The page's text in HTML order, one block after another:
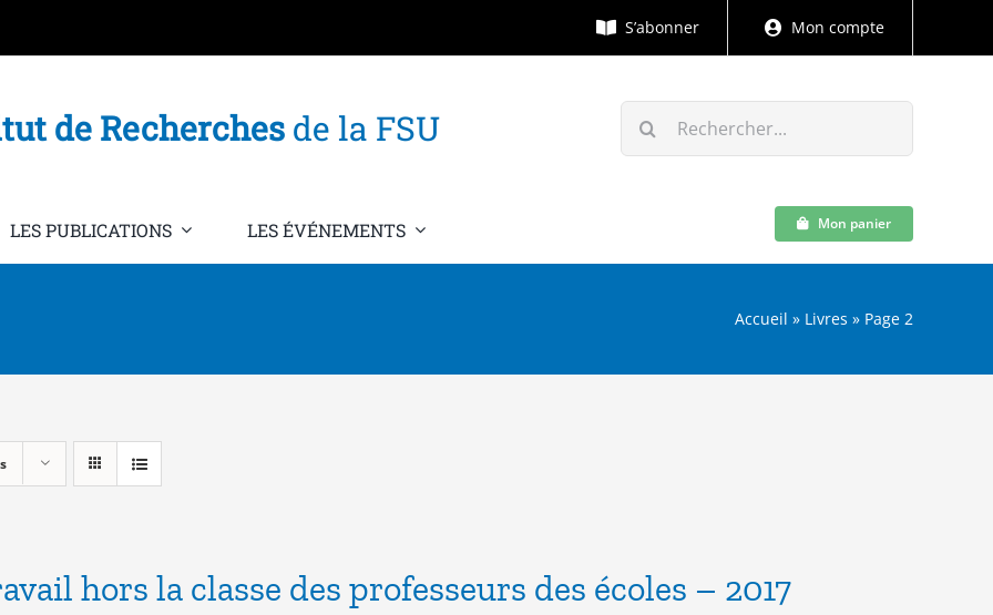
S’abonner Mon compte
de Recherchesde la FSU Rechercher:
LES PUBLICATIONS LES ÉVÉNEMENTS Mon panier
Accueil » Livres » Page 2
hors la classe des professeurs des écoles – 2017